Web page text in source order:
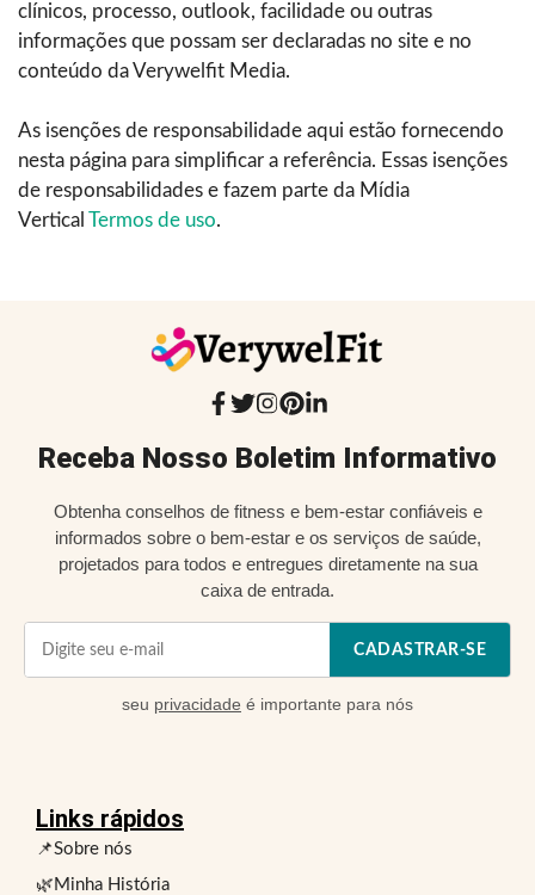
clínicos, processo, outlook, facilidade ou outras
informações que possam ser declaradas no site e no
conteúdo da Verywelfit Media.
As isenções de responsabilidade aqui estão fornecendo
nesta página para simplificar a referência. Essas isenções
de responsabilidades e fazem parte da Mídia
Vertical Termos de uso.
Receba Nosso Boletim Informativo
Obtenha conselhos de fitness e bem-estar confiáveis e
informados sobre o bem-estar e os serviços de saúde,
projetados para todos e entregues diretamente na sua
caixa de entrada.
CADASTRAR-SE
seu privacidade é importante para nós
Links rápidos
📌Sobre nós
🌿Minha História